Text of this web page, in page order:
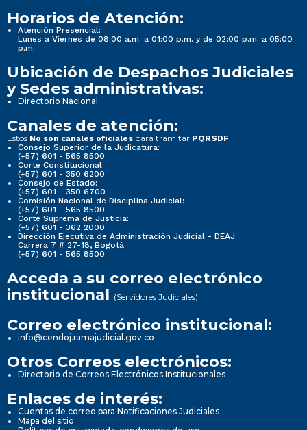
Horarios de Atención:
Atención Presencial:
Lunes a Viernes de 08:00 a.m. a 01:00 p.m. y de 02:00 p.m. a 05:00
p.m.
Ubicación de Despachos Judiciales
y Sedes administrativas:
Directorio Nacional
Canales de atención:
Estos No son canales oficiales para tramitar PQRSDF
Consejo Superior de la Judicatura:
(+57) 601 - 565 8500
Corte Constitucional:
(+57) 601 - 350 6200
Consejo de Estado:
(+57) 601 - 350 6700
Comisión Nacional de Disciplina Judicial:
(+57) 601 - 565 8500
Corte Suprema de Justicia:
(+57) 601 - 362 2000
Dirección Ejecutiva de Administración Judicial - DEAJ:
Carrera 7 # 27-18, Bogotá
(+57) 601 - 565 8500
Acceda a su correo electrónico
institucional (Servidores Judiciales)
Correo electrónico institucional:
info@cendoj.ramajudicial.gov.co
Otros Correos electrónicos:
Directorio de Correos Electrónicos Institucionales
Enlaces de interés:
Cuentas de correo para Notificaciones Judiciales
Mapa del sitio